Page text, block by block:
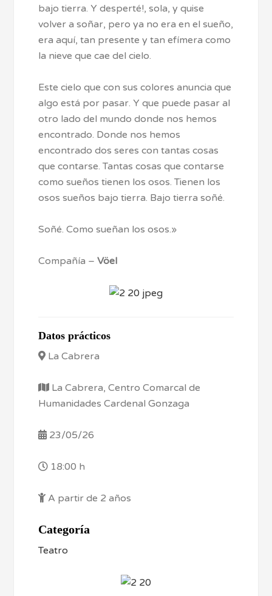
bajo tierra. Y desperté!, sola, y quise
volver a soñar, pero ya no era en el sueño,
era aquí, tan presente y tan efímera como
la nieve que cae del cielo.
Este cielo que con sus colores anuncia que
algo está por pasar. Y que puede pasar al
otro lado del mundo donde nos hemos
encontrado. Donde nos hemos
encontrado dos seres con tantas cosas
que contarse. Tantas cosas que contarse
como sueños tienen los osos. Tienen los
osos sueños bajo tierra. Bajo tierra soñé.
Soñé. Como sueñan los osos.»
Compañía –Vöel
Datos prácticos
La Cabrera
La Cabrera, Centro Comarcal de
Humanidades Cardenal Gonzaga
23/05/26
18:00 h
A partir de 2 años
Categoría
Teatro